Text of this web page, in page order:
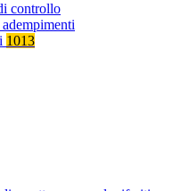
controllo
1013